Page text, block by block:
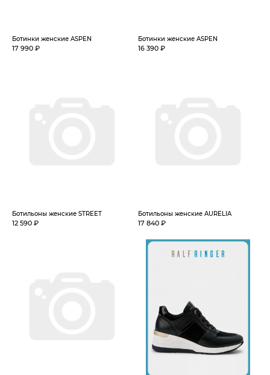
Ботинки женские ASPEN
17 990 ₽
Ботинки женские ASPEN
16 390 ₽
Ботильоны женские STREET
12 590 ₽
Ботильоны женские AURELIA
17 840 ₽